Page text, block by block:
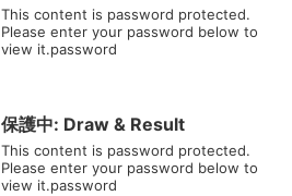
This content is password protected.
Please enter your password below to
view it.password
保護中: Draw & Result
This content is password protected.
Please enter your password below to
view it.password